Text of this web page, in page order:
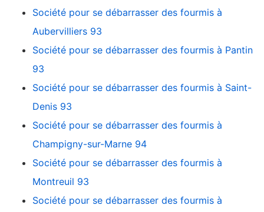
Société pour se débarrasser des fourmis à
Aubervilliers 93
Société pour se débarrasser des fourmis à Pantin
93
Société pour se débarrasser des fourmis à Saint-
Denis 93
Société pour se débarrasser des fourmis à
Champigny-sur-Marne 94
Société pour se débarrasser des fourmis à
Montreuil 93
Société pour se débarrasser des fourmis à